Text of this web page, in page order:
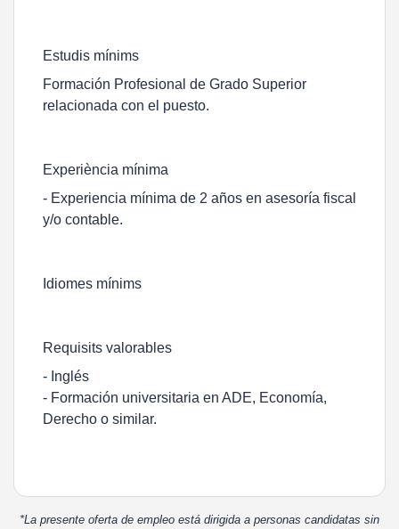
Estudis mínims
Formación Profesional de Grado Superior
relacionada con el puesto.
Experiència mínima
- Experiencia mínima de 2 años en asesoría fiscal
y/o contable.
Idiomes mínims
Requisits valorables
- Inglés
- Formación universitaria en ADE, Economía,
Derecho o similar.
*La presente oferta de empleo está dirigida a personas candidatas sin